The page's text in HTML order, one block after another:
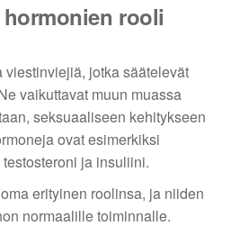
rooli
jotka säätelevät
vaikuttavat muun muassa
seksuaaliseen kehitykseen
ovat esimerkiksi
ja insuliini.
erityinen roolinsa, ja niiden
normaalille toiminnalle.